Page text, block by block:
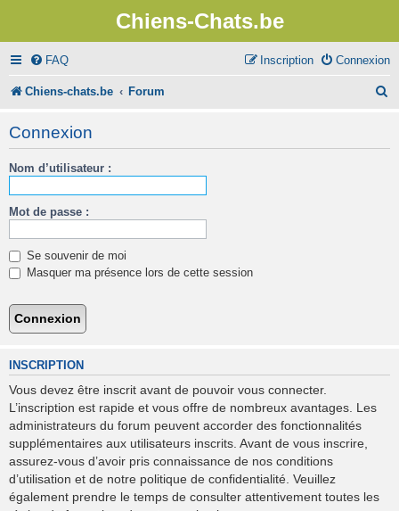
Chiens-Chats.be
FAQ Connexion
Inscription
Chiens-chats.be Forum
Connexion
Nom d’utilisateur :
Mot de passe :
Se souvenir de moi
Masquer ma présence lors de cette session
INSCRIPTION
Vous devez être inscrit avant de pouvoir vous connecter.
L’inscription est rapide et vous offre de nombreux avantages. Les
administrateurs du forum peuvent accorder des fonctionnalités
supplémentaires aux utilisateurs inscrits. Avant de vous inscrire,
assurez-vous d’avoir pris connaissance de nos conditions
d’utilisation et de notre politique de confidentialité. Veuillez
également prendre le temps de consulter attentivement toutes les